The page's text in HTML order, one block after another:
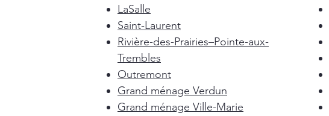
LaSalle
Saint-Laurent
Rivière-des-Prairies–Pointe-aux-
Trembles
Outremont
Grand ménage Verdun
Grand ménage Ville-Marie